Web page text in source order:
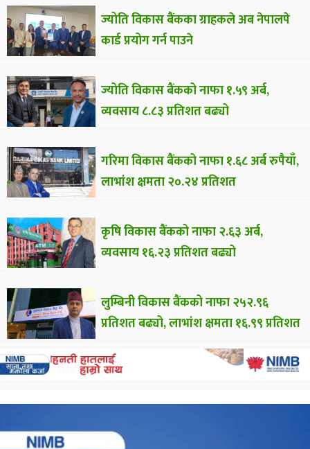
ज्योति विकास बैंकका ग्राहकले अब नेपालपे
कार्ड प्रयोग गर्न पाउने
ज्योति विकास बैंकको नाफा १.५९ अर्ब,
व्यवसाय ८.८३ प्रतिशत बढ्यो
गरिमा विकास बैंकको नाफा १.६८ अर्ब रुपैयाँ,
लाभांश क्षमता २०.२४ प्रतिशत
कृषि विकास बैंकको नाफा २.६३ अर्ब,
व्यवसाय १६.२३ प्रतिशत बढ्यो
लुम्बिनी विकास बैंकको नाफा २५२.९६
प्रतिशत बढ्यो, लाभांश क्षमता १६.९९ प्रतिशत